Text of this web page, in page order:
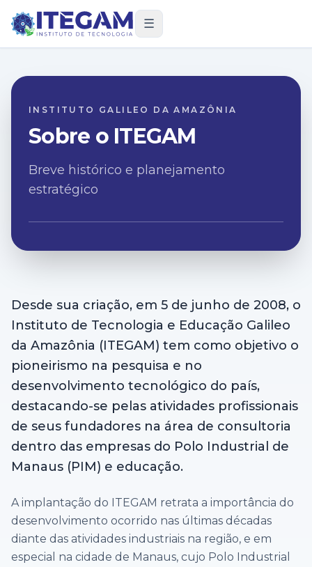
☰
INSTITUTO GALILEO DA AMAZÔNIA
Sobre o ITEGAM
Breve histórico e planejamento
estratégico
Desde sua criação, em 5 de junho de 2008, o
Instituto de Tecnologia e Educação Galileo
da Amazônia (ITEGAM) tem como objetivo o
pioneirismo na pesquisa e no
desenvolvimento tecnológico do país,
destacando-se pelas atividades profissionais
de seus fundadores na área de consultoria
dentro das empresas do Polo Industrial de
Manaus (PIM) e educação.
A implantação do ITEGAM retrata a importância do
desenvolvimento ocorrido nas últimas décadas
diante das atividades industriais na região, e em
especial na cidade de Manaus, cujo Polo Industrial